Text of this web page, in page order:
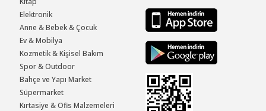
Elektronik
Anne & Bebek & Çocuk
Ev & Mobilya
Kozmetik & Kişisel Bakım
Spor & Outdoor
Bahçe ve Yapı Market
Süpermarket
Kırtasiye & Ofis Malzemeleri